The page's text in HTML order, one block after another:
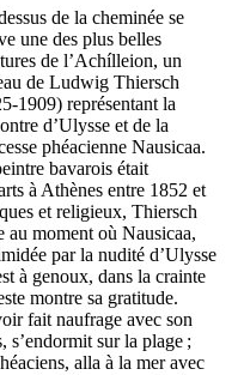
de la cheminée se
une des plus belles
de l’Achílleion, un
de Ludwig Thiersch
1909) représentant la
d’Ulysse et de la
phéacienne Nausicaa.
bavarois était
à Athènes entre 1852 et
et religieux, Thiersch
au moment où Nausicaa,
par la nudité d’Ulysse
à genoux, dans la crainte
montre sa gratitude.
fait naufrage avec son
s’endormit sur la plage ;
alla à la mer avec